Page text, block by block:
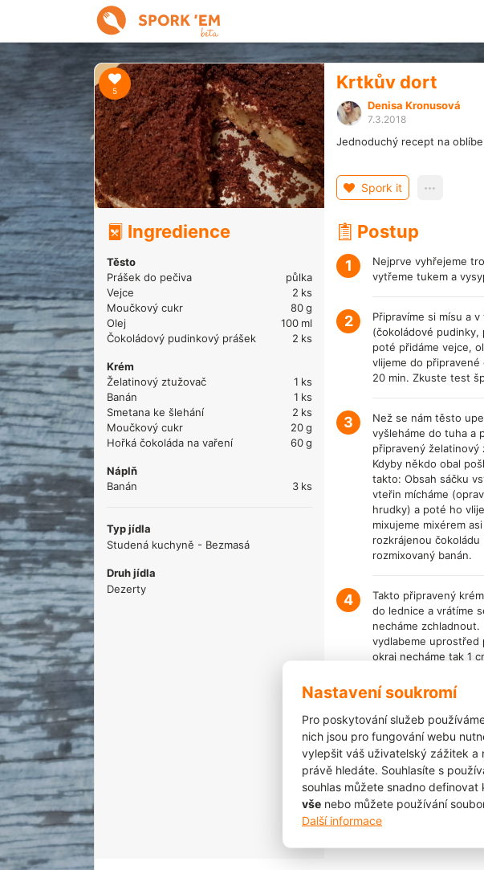
Nastavení soukromí
Pro poskytování služeb
nich jsou pro fungování webu
vylepšit váš uživatelský zážitek a
právě hledáte. Souhlasíte s
souhlas můžete snadno
vše nebo můžete používání
Další informace
5 Krtkův dort
Denisa Kronusová
7.3.2018
Jednoduchý recept na
Spork it
Ingredience
Těsto
Prášek do pečiva
půlka
Vejce
2 ks
Moučkový cukr
80 g
Olej
100 ml
Čokoládový pudinkový prášek
2 ks
Krém
Želatinový ztužovač
1 ks
Banán
1 ks
Smetana ke šlehání
2 ks
Moučkový cukr
20 g
Hořká čokoláda na vaření
60 g
Náplň
Banán
3 ks
Typ jídla
Studená kuchyně - Bezmasá
Druh jídla
Dezerty
Postup
1
Nejprve vyhřejeme
vytřeme tukem a
2
Připravíme si mísu a
(čokoládové pudinky,
poté přidáme vejce,
vlijeme do
20 min. Zkuste test
3
Než se nám těsto
vyšleháme do tuha a
připravený želatinový
Kdyby někdo obal
takto: Obsah sáčku
vteřin mícháme
hrudky) a poté ho
mixujeme mixérem
rozkrájenou čokoládu
rozmixovaný banán.
4
Takto připravený
do lednice a vrátíme
necháme
vydlabeme uprostřed
okraj necháme tak 1
5
Vydlabanou část
rozkrájenými napůl.
mezer mezi banány,
tvaru.
6
Nakonec jen dort
připravené. Dobrou